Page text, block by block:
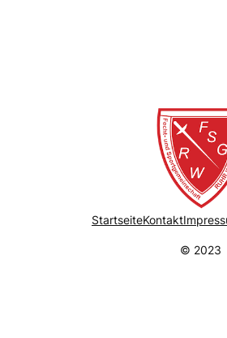
StartseiteKontakt
© 2023